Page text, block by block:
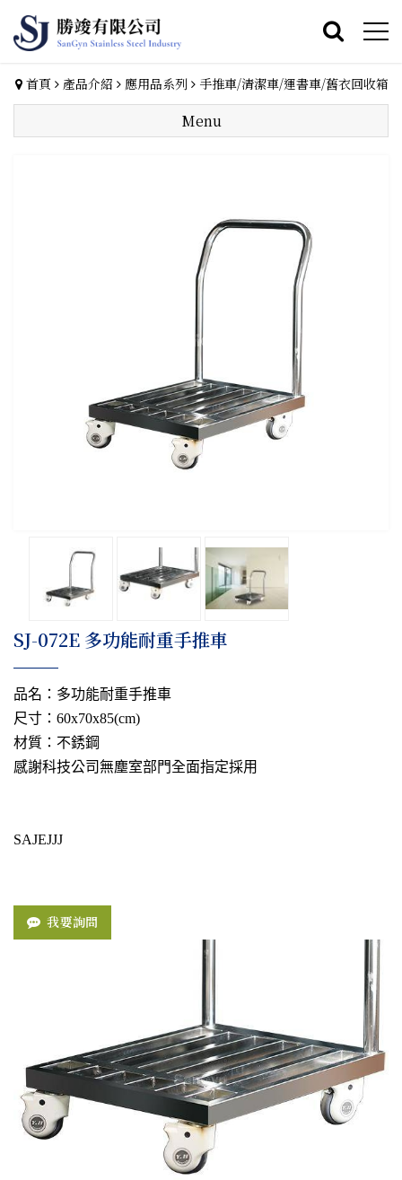
首頁 產品介紹 應用品系列 手推車/清潔車/運書車/舊衣回收箱
Menu
​SJ-072E 多功能耐重手推車
品名：多功能耐重手推車
尺寸：60x70x85(cm)
材質：不銹鋼
感謝科技公司無塵室部門全面指定採用
SAJEJJJ
我要詢問